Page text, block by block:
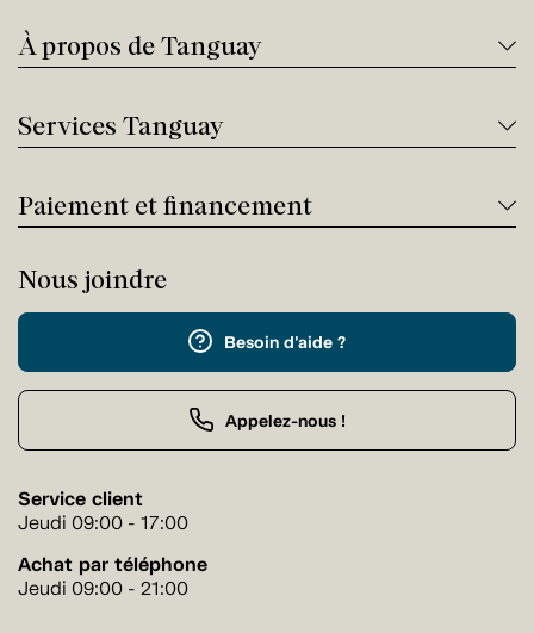
À propos de Tanguay
Services Tanguay
Paiement et financement
Nous joindre
Besoin d'aide ?
Appelez-nous !
Service client
Jeudi 09:00 - 17:00
Achat par téléphone
Jeudi 09:00 - 21:00